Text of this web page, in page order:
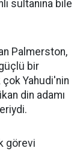
sultanına bile
Palmerston,
bir
Yahudi'nin
din adamı
görevi